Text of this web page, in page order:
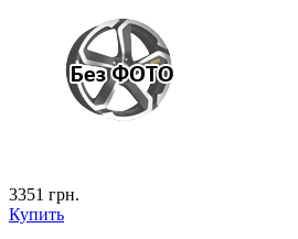
3351 грн.
Купить